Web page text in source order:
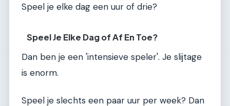
Speel je elke dag een uur of drie?
Speel Je Elke Dag of Af En Toe?
Dan ben je een 'intensieve speler'. Je slijtage
is enorm.
Speel je slechts een paar uur per week? Dan